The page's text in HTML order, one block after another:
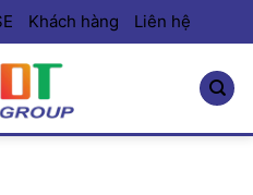
Khách hàng Liên hệ